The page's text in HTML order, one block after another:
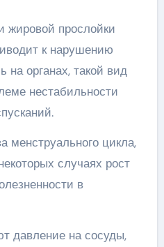
жировой прослойки
к нарушению
органах, такой вид
нестабильности
менструального цикла,
случаях рост
в
давление на сосуды,